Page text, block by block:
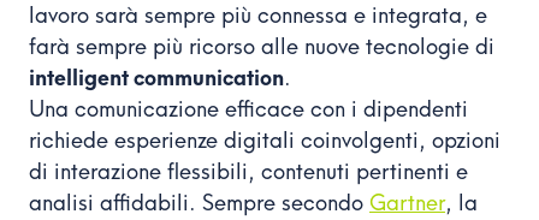
lavoro sarà sempre più connessa e integrata, e
farà sempre più ricorso alle nuove tecnologie di
intelligent communication.
Una comunicazione efficace con i dipendenti
richiede esperienze digitali coinvolgenti, opzioni
di interazione flessibili, contenuti pertinenti e
analisi affidabili. Sempre secondo Gartner, la